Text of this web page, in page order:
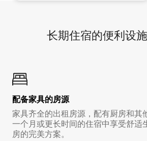
长期住宿的便利设
配备家具的房源
家具齐全的出租房源，配有厨房和其
一个月或更长时间的住宿中享受舒适
房的完美方案。